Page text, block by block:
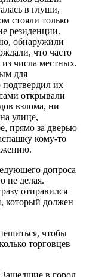
в глуши,
стояли только
резиденции.
обнаружили
что часто
числа местных.
для
их
открывали
взлома, ни
улице,
прямо за дверью
кому-то
допроса
не делая.
отправился
который должен
чтобы
торговцев
в город